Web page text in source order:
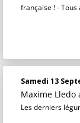
française ! - Tous
Samedi 13
Maxime Lledo
Les derniers